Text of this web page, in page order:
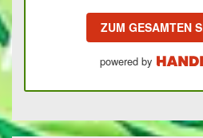
ZUM GESAMTEN
powered by